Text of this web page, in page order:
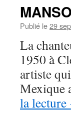
Publié le29
La
1950 à
artiste
Mexique
la lecture